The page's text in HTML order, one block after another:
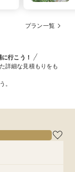
プラン一覧
行こう！
詳細な見積もりをも
。